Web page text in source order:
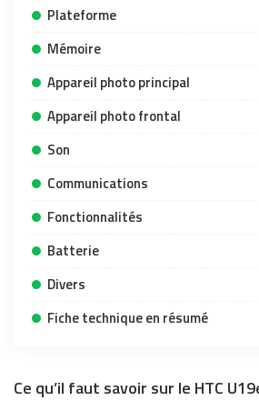
Plateforme
Mémoire
Appareil photo principal
Appareil photo frontal
Son
Communications
Fonctionnalités
Batterie
Divers
Fiche technique en résumé
Ce qu’il faut savoir sur le HTC